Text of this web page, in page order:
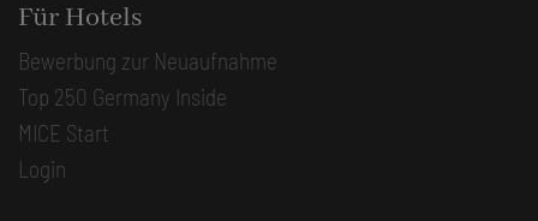
Für Hotels
Bewerbung zur Neuaufnahme
Top 250 Germany Inside
MICE Start
Login